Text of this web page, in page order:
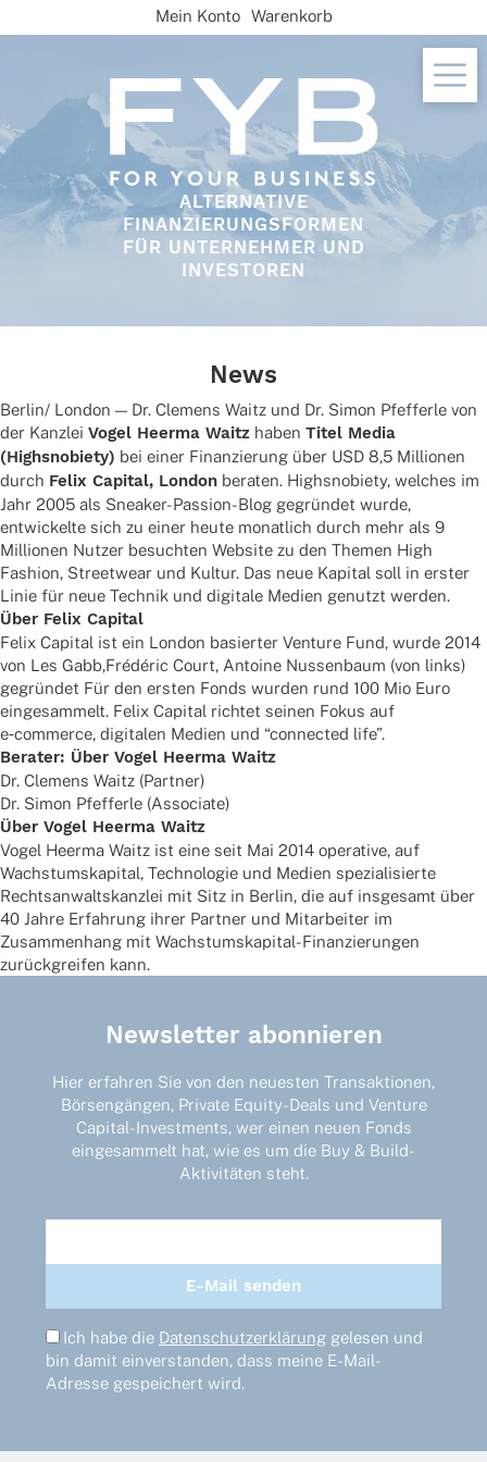
to
ALTERNATIVE
FINANZIERUNGSFORMEN
FÜR UNTERNEHMER UND
INVESTOREN
Mein Konto Warenkorb
News
Berlin/ London — Dr. Clemens Waitz und Dr. Simon Pfef­ferle von
der Kanz­lei Vogel Heerma Waitz haben Titel Media
(High­sno­biety) bei einer Finan­zie­rung über USD 8,5 Millio­nen
durch Felix Capi­tal, London bera­ten. High­sno­biety, welches im
Jahr 2005 als Snea­ker-Passion-Blog gegrün­det wurde,
entwi­ckelte sich zu einer heute monat­lich durch mehr als 9
Millio­nen Nutzer besuch­ten Website zu den Themen High
Fashion, Street­wear und Kultur. Das neue Kapi­tal soll in erster
Linie für neue Tech­nik und digi­tale Medien genutzt werden.
Über Felix Capital
Felix Capi­tal ist ein London basier­ter Venture Fund, wurde 2014
von Les Gabb,Frédéric Court, Antoine Nussen­baum (von links)
gegrün­det Für den ersten Fonds wurden rund 100 Mio Euro
einge­sam­melt. Felix Capi­tal rich­tet seinen Fokus auf
e‑commerce, digi­ta­len Medien und “connec­ted life”.
Bera­ter: Über Vogel Heerma Waitz
Dr. Clemens Waitz (Part­ner)
Dr. Simon Pfef­ferle (Asso­ciate)
Über Vogel Heerma Waitz
Vogel Heerma Waitz ist eine seit Mai 2014 opera­tive, auf
Wachs­tums­ka­pi­tal, Tech­no­lo­gie und Medien spezia­li­sierte
Rechts­an­walts­kanz­lei mit Sitz in Berlin, die auf insge­samt über
40 Jahre Erfah­rung ihrer Part­ner und Mitar­bei­ter im
Zusam­men­hang mit Wachs­tums­ka­pi­tal-Finan­zie­run­gen
zurück­grei­fen kann.
Newsletter abonnieren
Hier erfahren Sie von den neuesten Transaktionen,
Börsengängen, Private Equity-Deals und Venture
Capital-Investments, wer einen neuen Fonds
eingesammelt hat, wie es um die Buy & Build-
Aktivitäten steht.
Ich habe die Datenschutzerklärung gelesen und
bin damit einverstanden, dass meine E-Mail-
Adresse gespeichert wird.